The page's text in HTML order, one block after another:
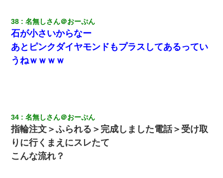
38 名無しさん＠おーぷん
石が小さいからなー
あとピンクダイヤモンドもプラスしてあるってい
うねｗｗｗｗ
34 名無しさん＠おーぷん
指輪注文＞ふられる＞完成しました電話＞受け取
りに行くまえにスレたて
こんな流れ？